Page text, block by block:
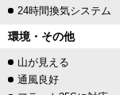
24時間換気システム
環境・その他
山が見える
通風良好